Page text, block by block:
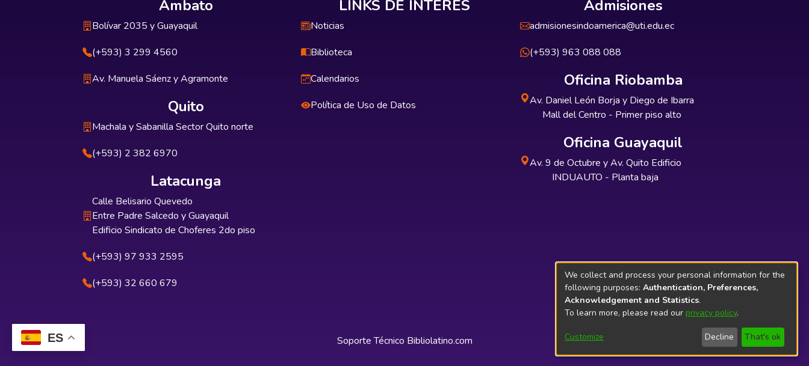
ES
Ambato
Bolívar 2035 y Guayaquil
(+593) 3 299 4560
Av. Manuela Sáenz y Agramonte
Quito
Machala y Sabanilla Sector Quito norte
(+593) 2 382 6970
Latacunga
Calle Belisario Quevedo
Entre Padre Salcedo y Guayaquil
Edificio Sindicato de Choferes 2do piso
(+593) 97 933 2595
(+593) 32 660 679
LINKS DE INTERÉS
Noticias
Biblioteca
Calendarios
Política de Uso de Datos
Admisiones
admisionesindoamerica@uti.edu.ec
(+593) 963 088 088
Oficina Riobamba
Av. Daniel León Borja y Diego de Ibarra
Mall del Centro - Primer piso alto
Oficina Guayaquil
Av. 9 de Octubre y Av. Quito Edificio
INDUAUTO - Planta baja
Soporte Técnico Bibliolatino.com
We collect and process your personal information for the
following purposes: Authentication, Preferences,
Acknowledgement and Statistics.
To learn more, please read our privacy policy.
Customize Decline That's ok